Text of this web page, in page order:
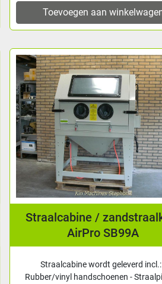
Toevoegen aan
Straalcabine /
AirPro SB99A
Straalcabine wordt geleverd
Rubber/vinyl handschoenen -